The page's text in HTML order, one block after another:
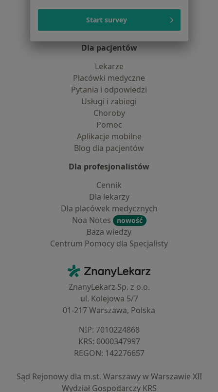
Centrum prasowe
Kontakt
Dla pacjentów
Lekarze
Placówki medyczne
Pytania i odpowiedzi
Usługi i zabiegi
Choroby
Pomoc
Aplikacje mobilne
Blog dla pacjentów
Dla profesjonalistów
Cennik
Dla lekarzy
Dla placówek medycznych
Noa Notes
nowość
Baza wiedzy
Centrum Pomocy dla Specjalisty
ZnanyLekarz - Strona główna
ZnanyLekarz Sp. z o.o.
ul. Kolejowa 5/7
01-217 Warszawa, Polska
NIP: ⁠7010224868
KRS: ⁠0000347997
REGON: ⁠142276657
Sąd Rejonowy dla m.st. Warszawy w Warszawie XII
Wydział Gospodarczy KRS
Start survey